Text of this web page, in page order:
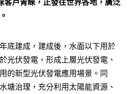
底建成，建成後，水面以下用於
光伏發電，形成上層光伏發電、
的新型光伏發電應用場景。同
塘治理，充分利用太陽能資源、